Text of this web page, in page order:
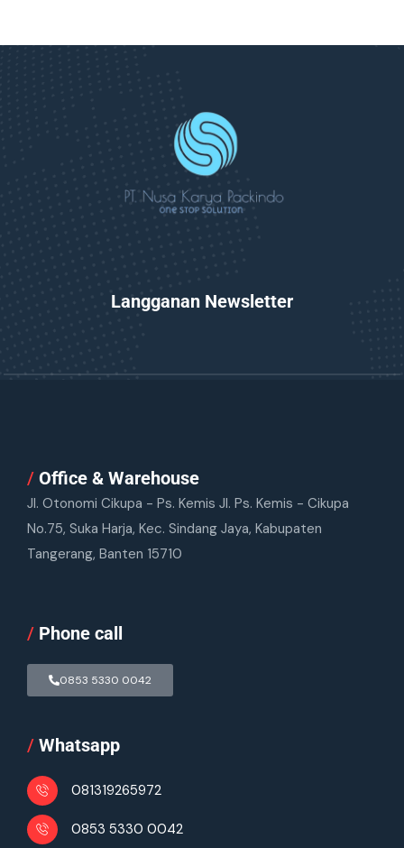
Langganan Newsletter
/ Office & Warehouse
Jl. Otonomi Cikupa - Ps. Kemis Jl. Ps. Kemis - Cikupa
No.75, Suka Harja, Kec. Sindang Jaya, Kabupaten
Tangerang, Banten 15710
/ Phone call
0853 5330 0042
/ Whatsapp
081319265972
0853 5330 0042